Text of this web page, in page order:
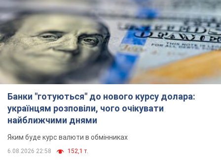
Банки "готуються" до нового курсу долара:
українцям розповіли, чого очікувати
найближчими днями
Яким буде курс валюти в обмінниках
6.08.2026 22:58 152,1 т.